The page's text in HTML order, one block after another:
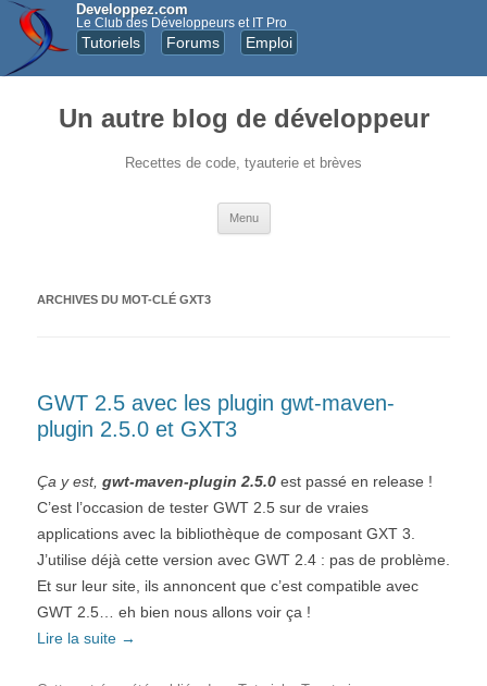
Developpez.com
Le Club des Développeurs et IT Pro
Tutoriels Forums Emploi
Un autre blog de développeur
Recettes de code, tyauterie et brèves
Menu
ARCHIVES DU MOT-CLÉ GXT3
GWT 2.5 avec les plugin gwt-maven-
plugin 2.5.0 et GXT3
Ça y est, gwt-maven-plugin 2.5.0 est passé en release !
C’est l’occasion de tester GWT 2.5 sur de vraies
applications avec la bibliothèque de composant GXT 3.
J’utilise déjà cette version avec GWT 2.4 : pas de problème.
Et sur leur site, ils annoncent que c’est compatible avec
GWT 2.5… eh bien nous allons voir ça !
Lire la suite →